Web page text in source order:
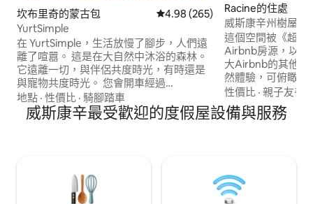
坎布里奇的蒙古包 從 265 則評價中獲得 4.98 的平均
4.98 (265)
YurtSimple
在 YurtSimple，生活放慢了腳步，人們遠
離了喧囂。 這是在大自然中沐浴的森林。
它遠離一切，與伴侶共度時光，有時還是
與寵物共度時光。 您會開車經過
YurtCation（經過 YurtCation 約 300 英
尺），然後抵達 YurtSimple。 YurtCation
的直徑為 20 英尺，YurtSimple 的直徑為
外送也可以喔！
地點 · 性價比 · 騎腳踏車
Racine的住處
威斯康辛州樹屋度
這個空間被《超時
Airbnb房源，以及
大Airbnb的其他門
然體驗，可俯瞰小
代舒適。 想像一下，您身處樹林裡的小木
屋中，遠離喧囂
鳥兒鳴叫，彷彿住
預訂。
性價比 ·親子友善
威斯康辛最受歡迎的度假屋設備與服務